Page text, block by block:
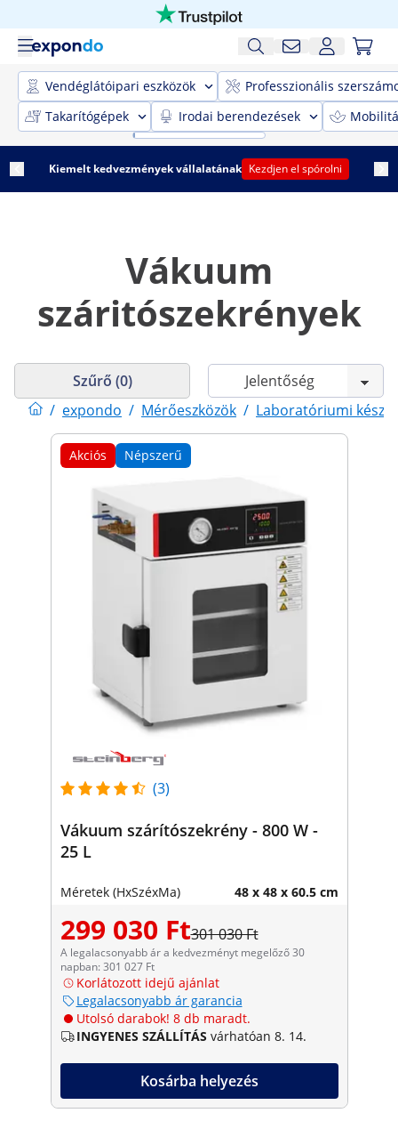
Vendéglátóipari eszközök
Professzionális
Takarítógépek
Irodai berendezések
Kiemelt kedvezmények vállalatának Kezdjen el spórolni
Vákuum
száritószekrények
/ expondo / Mérőeszközök / Laboratóriumi
Szűrő (0)
Akciós Népszerű
(3)
Vákuum szárítószekrény - 800 W -
25 L
Méretek (HxSzéxMa) 48 x 48 x 60.5 cm
299 030 Ft301 030 Ft
A legalacsonyabb ár a kedvezményt megelőző 30
napban: 301 027 Ft
Korlátozott idejű ajánlat
Legalacsonyabb ár garancia
Utolsó darabok! 8 db maradt.
INGYENES SZÁLLÍTÁS várhatóan 8. 14.
Kosárba helyezés